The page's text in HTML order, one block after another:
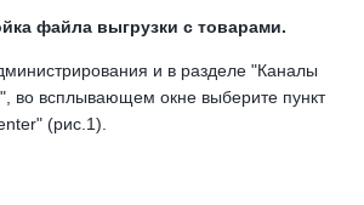
файла выгрузки с товарами.
и в разделе "Каналы
во всплывающем окне выберите пункт
(рис.1).